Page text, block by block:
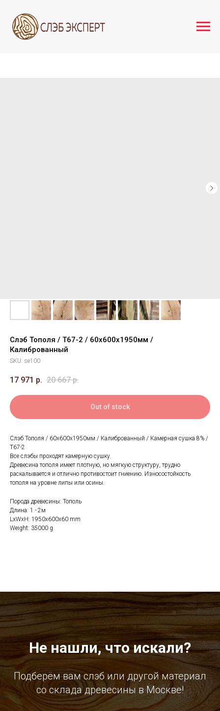
Слэб Тополя / Т67-2 / 60х600х1950мм /
Калиброванный
SKU: se100
17 971 р. 20 667 р.
Out of stock
Слэб Тополя / 60х600х1950мм / Калиброванный / Камерная сушка 8% /
Т67-2
Все слэбы проходят камерную сушку.
Древесина тополя имеет плотную, но мягкую структуру, трудно
раскалывается и отлично противостоит гниению. Износостойкость
тополя на уровне липы или осины.
Порода древесины: Тополь
Длина: 1 - 2м
LxWxH: 1950x600x60 mm
Weight: 35000 g
Не нашли, что искали?
Подберём вам слэб или другой материал
со склада древесины в Москве!